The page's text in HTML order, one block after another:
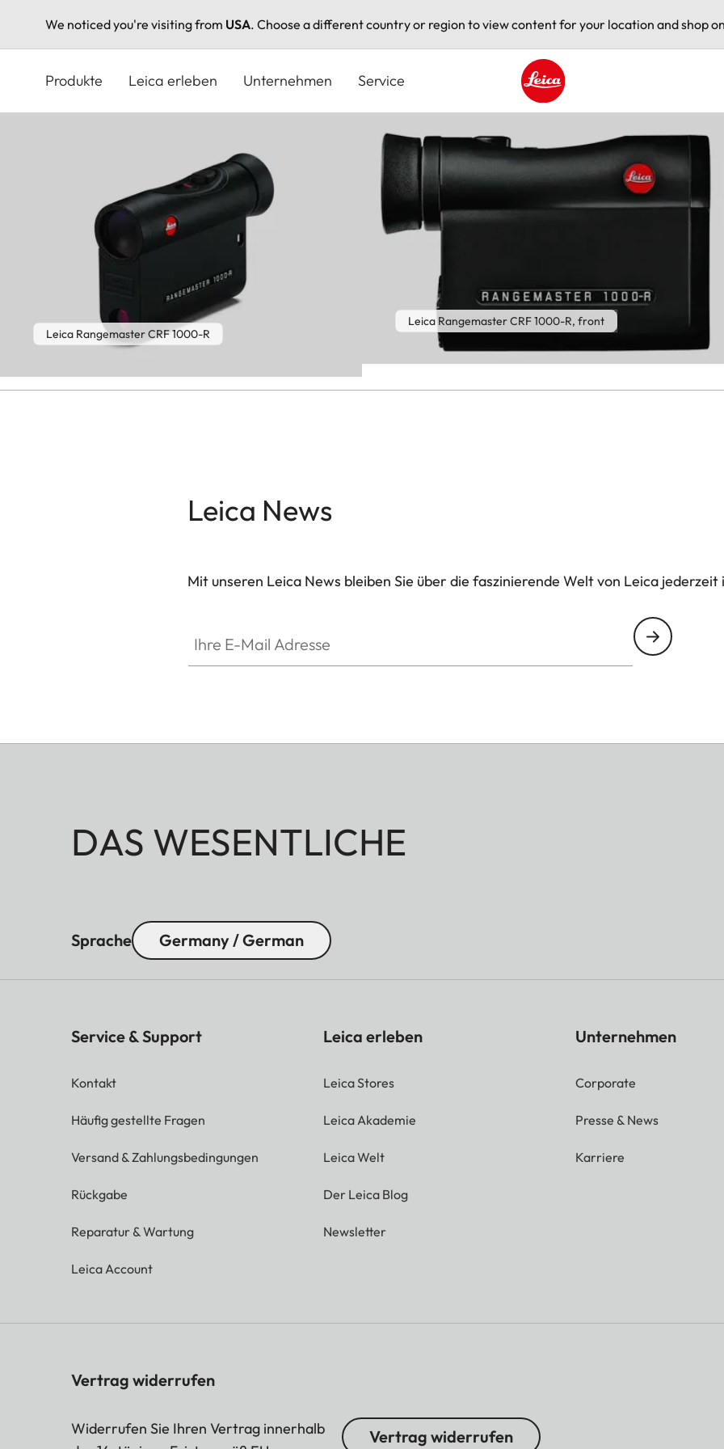
We noticed you're visiting from USA. Choose a different country or region to view content for your location and shop
Produkte Leica erleben Unternehmen Service
Leica logo - Home
Leica Rangemaster CRF 1000-R
Leica Rangemaster CRF 1000-R, front
Leica News
Mit unseren Leica News bleiben Sie über die faszinierende Welt von Leica
DAS WESENTLICHE
Sprache Germany / German
Service & Support
Kontakt
Häufig gestellte Fragen
Versand & Zahlungsbedingungen
Rückgabe
Reparatur & Wartung
Leica Account
Leica erleben
Leica Stores
Leica Akademie
Leica Welt
Der Leica Blog
Newsletter
Unternehmen
Corporate
Presse & News
Karriere
Vertrag widerrufen
Widerrufen Sie Ihren Vertrag innerhalb
Vertrag widerrufen